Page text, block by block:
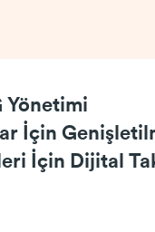
Yönetimi
İçin
İçin Dijital